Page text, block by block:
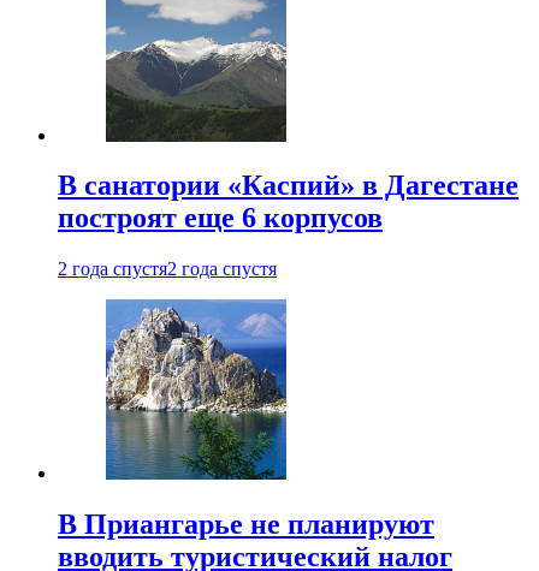
В санатории «Каспий» в Дагестане
построят еще 6 корпусов
2 года спустя2 года спустя
В Приангарье не планируют
вводить туристический налог